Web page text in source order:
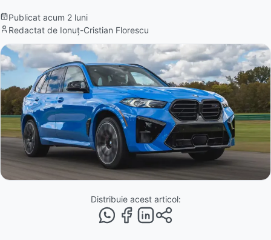
Publicat acum 2 luni
Redactat de Ionuț-Cristian Florescu
Distribuie acest articol: